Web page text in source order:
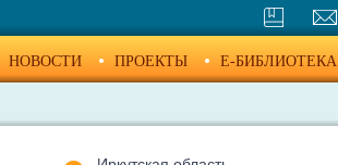
НОВОСТИ ПРОЕКТЫ E-БИБЛИОТЕКА